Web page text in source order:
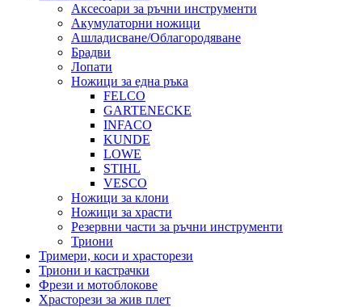
Аксесоари за ръчни инструменти
Акумулаторни ножици
Ашладисване/Облагородяване
Брадви
Лопати
Ножици за една ръка
FELCO
GARTENECKE
INFACO
KUNDE
LOWE
STIHL
VESCO
Ножици за клони
Ножици за храсти
Резервни части за ръчни инструменти
Триони
Тримери, коси и храсторези
Триони и кастрачки
Фрези и мотоблокове
Храсторези за жив плет